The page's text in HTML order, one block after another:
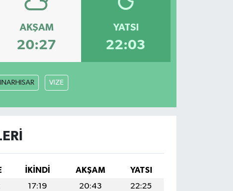
AKŞAM
20:27
YATSI
22:03
VIZE
İKINDI AKŞAM
YATSI
17:19 20:43
22:25